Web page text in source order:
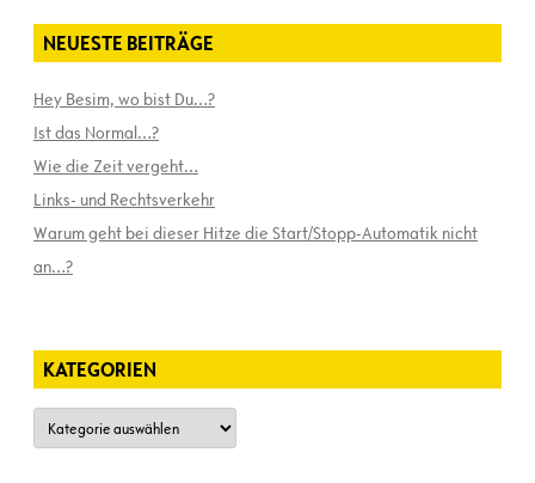
NEUESTE BEITRÄGE
Hey Besim, wo bist Du…?
Ist das Normal…?
Wie die Zeit vergeht…
Links- und Rechtsverkehr
Warum geht bei dieser Hitze die Start/Stopp-Automatik nicht
an…?
KATEGORIEN
Kategorien